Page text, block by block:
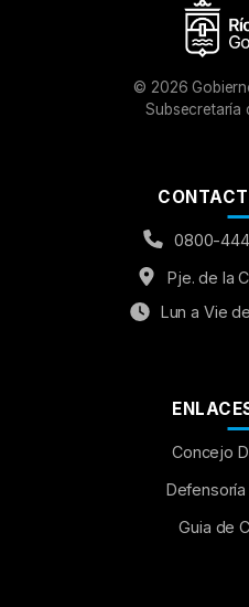
© 2026
Subsecretaría
0800-
Pje. de la
Lun a Vie
Concejo
Guia de
Aumentar Fuente
OFF